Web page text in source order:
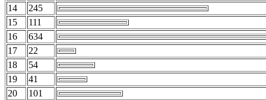
14
245
15
111
16
634
17
22
18
54
19
41
20
101